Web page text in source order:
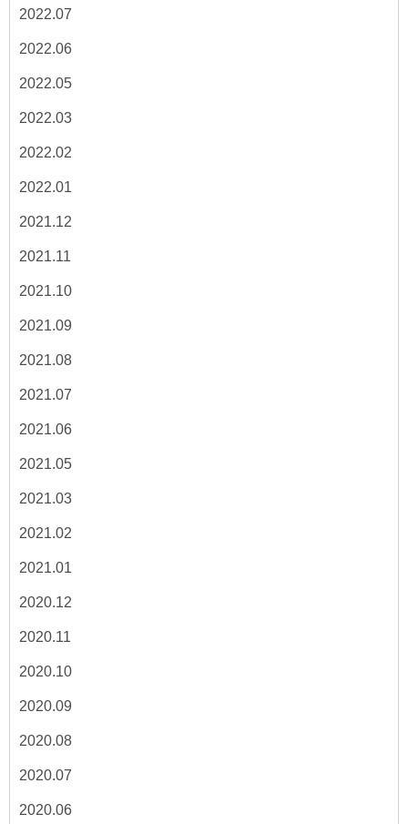
2022.07
2022.06
2022.05
2022.03
2022.02
2022.01
2021.12
2021.11
2021.10
2021.09
2021.08
2021.07
2021.06
2021.05
2021.03
2021.02
2021.01
2020.12
2020.11
2020.10
2020.09
2020.08
2020.07
2020.06